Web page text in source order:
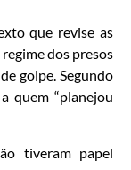
que revise as
dos presos
golpe. Segundo
quem “planejou
tiveram papel